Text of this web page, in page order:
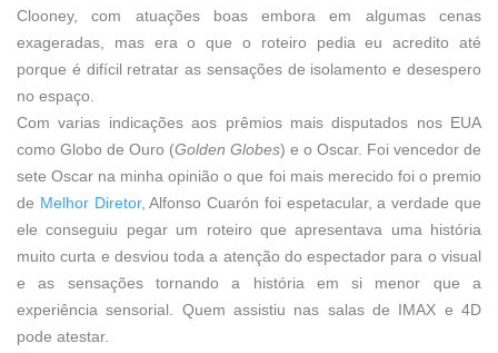
Clooney, com atuações boas embora em algumas cenas
exageradas, mas era o que o roteiro pedia eu acredito até
porque é difícil retratar as sensações de isolamento e desespero
no espaço.
Com varias indicações aos prêmios mais disputados nos EUA
como Globo de Ouro (Golden Globes) e o Oscar. Foi vencedor de
sete Oscar na minha opinião o que foi mais merecido foi o premio
de Melhor Diretor, Alfonso Cuarón foi espetacular, a verdade que
ele conseguiu pegar um roteiro que apresentava uma história
muito curta e desviou toda a atenção do espectador para o visual
e as sensações tornando a história em si menor que a
experiência sensorial. Quem assistiu nas salas de IMAX e 4D
pode atestar.